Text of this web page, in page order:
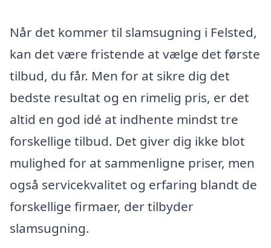
Når det kommer til slamsugning i Felsted,
kan det være fristende at vælge det første
tilbud, du får. Men for at sikre dig det
bedste resultat og en rimelig pris, er det
altid en god idé at indhente mindst tre
forskellige tilbud. Det giver dig ikke blot
mulighed for at sammenligne priser, men
også servicekvalitet og erfaring blandt de
forskellige firmaer, der tilbyder
slamsugning.